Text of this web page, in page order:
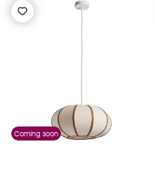
Coming soon